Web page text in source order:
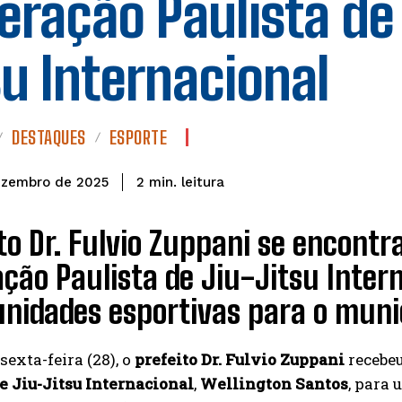
Paulista
Internacional
DESTAQUES ESPORTE
de 2025 2 min. leitura
Dr. Fulvio Zuppani se
Paulista de Jiu-Jitsu
esportivas para o
feira (28), o prefeito Dr. Fulvio Zuppani
Jiu-Jitsu Internacional, Wellington Santos, para